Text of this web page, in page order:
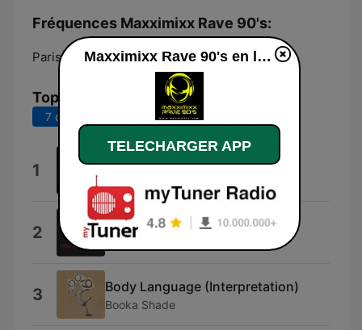
Fréquences Maxximixx Rave 90's:
Paris: Online
Top titres
7 derniers jours 30 derniers jours
1 Feel the Mood (The Effects Mix)
2 Shades of Jae
Moodymann
3 Body Language (Interpretation)
Booka Shade
Maxximixx Rave 90's en ligne
TELECHARGER APP